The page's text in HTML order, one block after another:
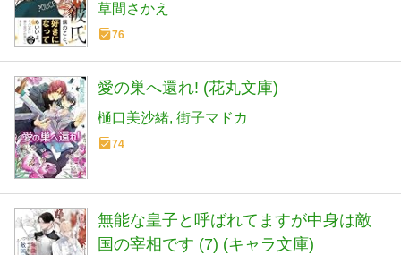
草間さかえ
76
愛の巣へ還れ! (花丸文庫)
樋口美沙緒 街子マドカ
74
無能な皇子と呼ばれてますが中身は敵
国の宰相です (7) (キャラ文庫)